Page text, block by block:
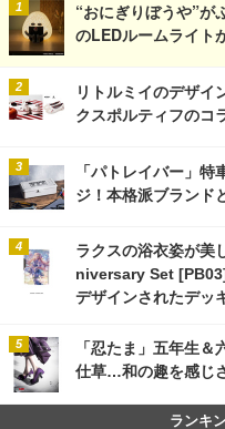
“おにぎりぼうや”
のLEDルームライト
リトルミイのデザイ
クスポルティフのコ
「パトレイバー」
ジ！本格派ブランド
ラクスの浴衣姿が美
niversary Set
デザインされたデッ
「忍たま」五年生
仕草…和の趣を感じ
ランキ